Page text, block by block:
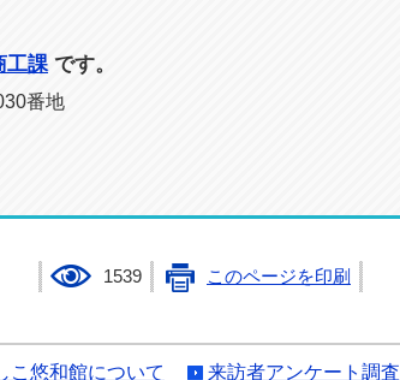
工課 です。
番地
1539 このページを印刷
こ悠和館について 来訪者アンケート調査